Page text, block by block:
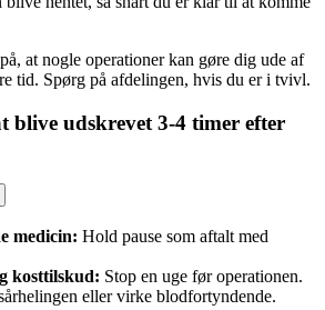
at nogle operationer kan gøre dig ude af
tid. Spørg på afdelingen, hvis du er i tvivl.
blive udskrevet 3-4 timer efter
medicin: Hold pause som aftalt med
kosttilskud: Stop en uge før operationen.
eller virke blodfortyndende.